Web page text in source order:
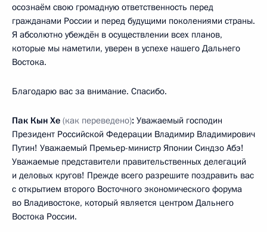
осознаём свою громадную ответственность перед
гражданами России и перед будущими поколениями страны.
Я абсолютно убеждён в осуществлении всех планов,
которые мы наметили, уверен в успехе нашего Дальнего
Востока.
Благодарю вас за внимание. Спасибо.
Пак Кын Хе (как переведено): Уважаемый господин
Президент Российской Федерации Владимир Владимирович
Путин! Уважаемый Премьер-министр Японии Синдзо Абэ!
Уважаемые представители правительственных делегаций
и деловых кругов! Прежде всего разрешите поздравить вас
с открытием второго Восточного экономического форума
во Владивостоке, который является центром Дальнего
Востока России.